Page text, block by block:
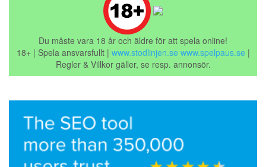
Du måste vara 18 år och äldre för att spela online!
18+ | Spela ansvarsfullt | www.stodlinjen.se www.spelpaus.se |
Regler & Villkor gäller, se resp. annonsör.